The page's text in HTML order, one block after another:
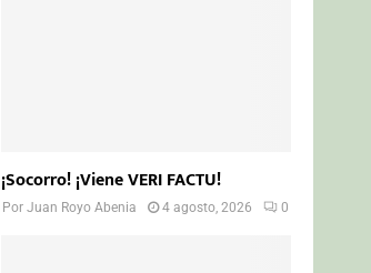
¡Socorro! ¡Viene VERI FACTU!
PorJuan Royo Abenia 4 agosto, 2026 0